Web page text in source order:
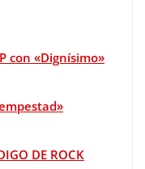
con «Dignísimo»
DE ROCK